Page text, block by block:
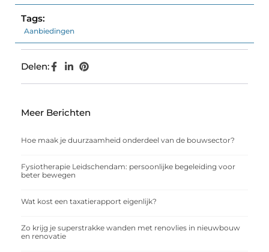
Tags:
Aanbiedingen
Delen:
Meer Berichten
Hoe maak je duurzaamheid onderdeel van de bouwsector?
Fysiotherapie Leidschendam: persoonlijke begeleiding voor
beter bewegen
Wat kost een taxatierapport eigenlijk?
Zo krijg je superstrakke wanden met renovlies in nieuwbouw
en renovatie